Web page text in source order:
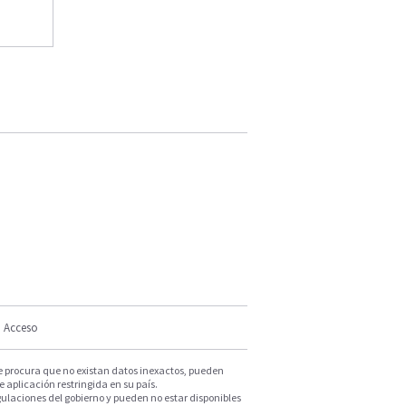
Acceso
que no existan datos inexactos, pueden
aplicación restringida en su país.
del gobierno y pueden no estar disponibles